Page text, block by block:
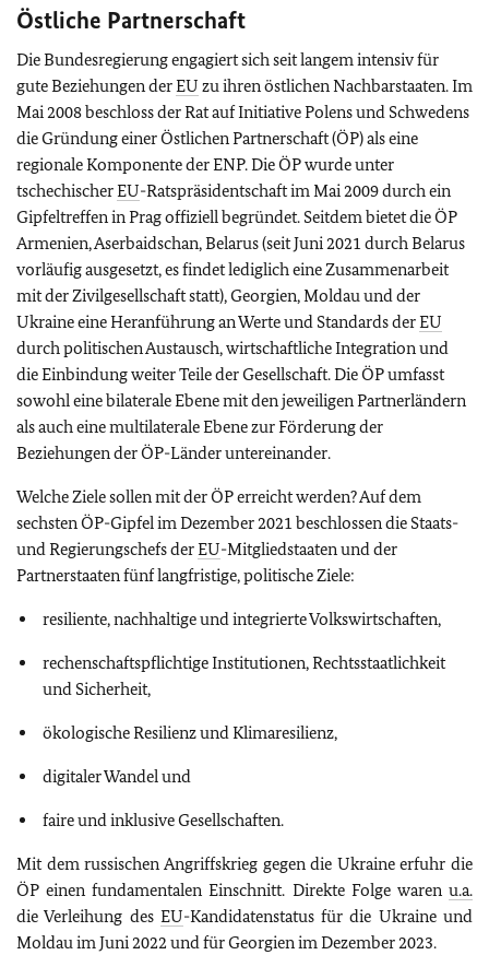
Östliche Partnerschaft
Die Bundesregierung engagiert sich seit langem intensiv für
gute Beziehungen derEU zu ihren östlichen Nachbarstaaten. Im
Mai 2008 beschloss der Rat auf Initiative Polens und Schwedens
die Gründung einer Östlichen Partnerschaft (ÖP) als eine
regionale Komponente der ENP. Die ÖP wurde unter
tschechischerEU-Ratspräsidentschaft im Mai 2009 durch ein
Gipfeltreffen in Prag offiziell begründet. Seitdem bietet die ÖP
Armenien, Aserbaidschan, Belarus (seit Juni 2021 durch Belarus
vorläufig ausgesetzt, es findet lediglich eine Zusammenarbeit
mit der Zivilgesellschaft statt), Georgien, Moldau und der
Ukraine eine Heranführung an Werte und Standards derEU
durch politischen Austausch, wirtschaftliche Integration und
die Einbindung weiter Teile der Gesellschaft. Die ÖP umfasst
sowohl eine bilaterale Ebene mit den jeweiligen Partnerländern
als auch eine multilaterale Ebene zur Förderung der
Beziehungen der ÖP-Länder untereinander.
Welche Ziele sollen mit der ÖP erreicht werden? Auf dem
sechsten ÖP-Gipfel im Dezember 2021 beschlossen die Staats-
und Regierungschefs derEU-Mitgliedstaaten und der
Partnerstaaten fünf langfristige, politische Ziele:
resiliente, nachhaltige und integrierte Volkswirtschaften,
rechenschaftspflichtige Institutionen, Rechtsstaatlichkeit
und Sicherheit,
ökologische Resilienz und Klimaresilienz,
digitaler Wandel und
faire und inklusive Gesellschaften.
Mit dem russischen Angriffskrieg gegen die Ukraine erfuhr die
ÖP einen fundamentalen Einschnitt. Direkte Folge waren u.a.
die Verleihung des EU-Kandidatenstatus für die Ukraine und
Moldau im Juni 2022 und für Georgien im Dezember 2023.